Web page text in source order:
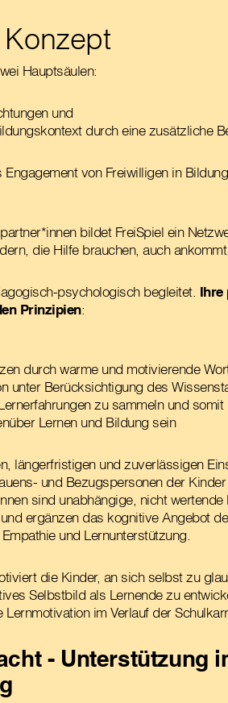
Hauptsäulen:
und
durch eine zusätzliche
von Freiwilligen in
bildet FreiSpiel ein
die Hilfe brauchen, auch ankommt.
psychologisch begleitet. Ihre
Prinzipien:
durch warme und motivierende
unter Berücksichtigung des
zu sammeln und
Lernen und Bildung sein
längerfristigen und zuverlässigen
und Bezugspersonen der
sind unabhängige, nicht
ergänzen das kognitive Angebot
und Lernunterstützung.
die Kinder, an sich selbst zu
Selbstbild als Lernende zu
im Verlauf der
- Unterstützung